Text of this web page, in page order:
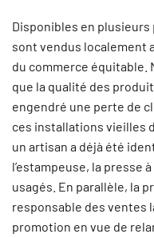
Disponibles en
sont vendus localement
du commerce équitable.
que la qualité des
engendré une perte de
ces installations vieilles
un artisan a déjà été
l’estampeuse, la presse
usagés. En parallèle, la
responsable des ventes
promotion en vue de